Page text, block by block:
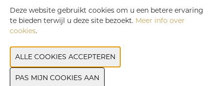
ONTDEK DE NIEUWSTE PRODUCTEN TIJDENS
TASTE OF TAVOLA
MERK
VORIGE
Deze website gebruikt cookies om u een betere ervaring
te bieden terwijl u deze site bezoekt. Meer info over
cookies.